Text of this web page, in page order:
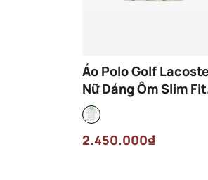
Áo Polo Golf
Nữ Dáng Ôm Slim Fit
PF8483-00-522 Màu
Trắng
2.450.000₫